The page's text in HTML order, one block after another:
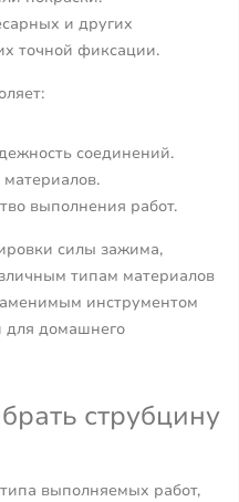
и других
точной фиксации.
соединений.
выполнения работ.
силы зажима,
типам материалов
инструментом
для домашнего
струбцину
выполняемых работ,